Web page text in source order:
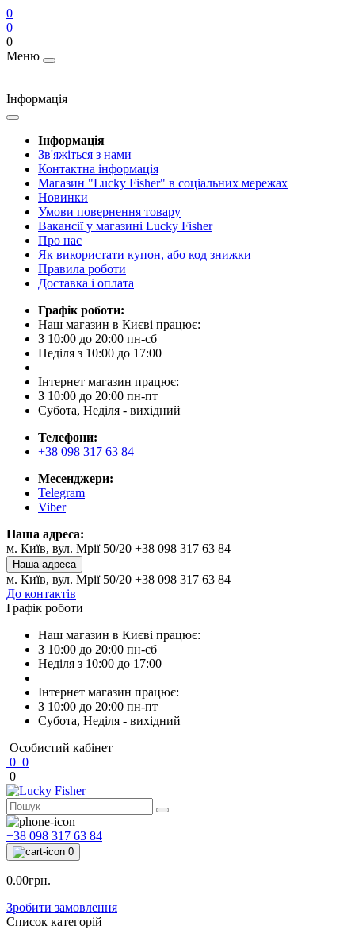
0
0
0
Меню
Інформація
Інформація
Зв'яжіться з нами
Контактна інформація
Магазин "Lucky Fisher" в соціальних мережах
Новинки
Умови повернення товару
Вакансії у магазині Lucky Fisher
Про нас
Як використати купон, або код знижки
Правила роботи
Доставка і оплата
Графік роботи:
Наш магазин в Києві працює:
З 10:00 до 20:00 пн-сб
Неділя з 10:00 до 17:00
Інтернет магазин працює:
З 10:00 до 20:00 пн-пт
Субота, Неділя - вихідний
Телефони:
+38 098 317 63 84
Месенджери:
Telegram
Viber
Наша адреса:
м. Київ, вул. Мрії 50/20 +38 098 317 63 84
Наша адреса
м. Київ, вул. Мрії 50/20 +38 098 317 63 84
До контактів
Графік роботи
Наш магазин в Києві працює:
З 10:00 до 20:00 пн-сб
Неділя з 10:00 до 17:00
Інтернет магазин працює:
З 10:00 до 20:00 пн-пт
Субота, Неділя - вихідний
Особистий кабінет
0 0
0
+38 098 317 63 84
0
0.00грн.
Зробити замовлення
Список категорій